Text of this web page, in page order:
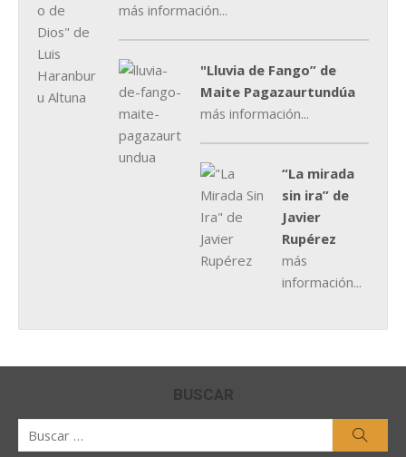
más información...
"Lluvia de Fango” de
Maite Pagazaurtundúa
más información...
“La mirada
sin ira” de
Javier
Rupérez
más
información...
BUSCAR